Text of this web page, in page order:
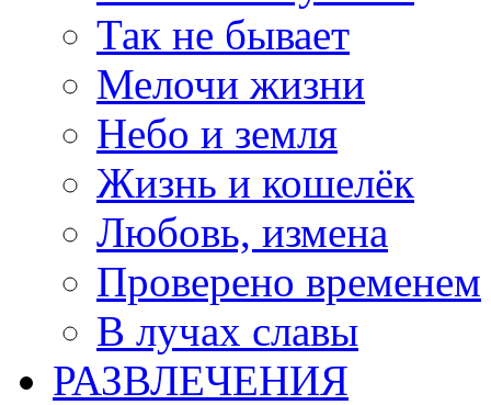
Так не бывает
Мелочи жизни
Небо и земля
Жизнь и кошелёк
Любовь, измена
Проверено временем
В лучах славы
РАЗВЛЕЧЕНИЯ